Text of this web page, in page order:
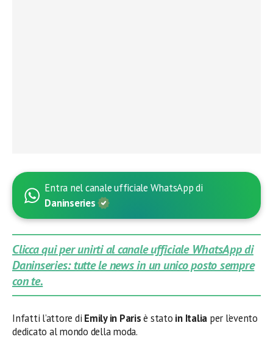
Entra nel canale ufficiale WhatsApp di
Daninseries
Clicca qui per unirti al canale ufficiale WhatsApp di
Daninseries: tutte le news in un unico posto sempre
con te.
Infatti l’attore di Emily in Parisè stato in Italia per l’evento
dedicato al mondo della moda.